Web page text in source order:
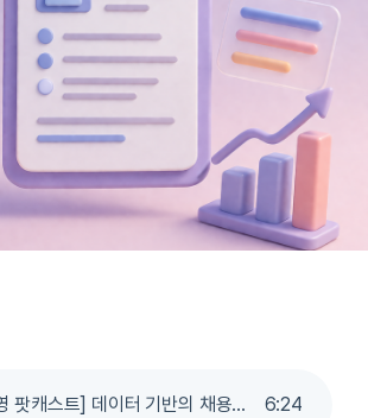
[사람경영 팟캐스트] 데이터 기반의 채용이란 무엇인가요 6:24